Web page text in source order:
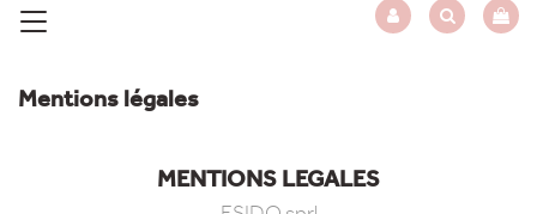
Mentions légales
MENTIONS LEGALES